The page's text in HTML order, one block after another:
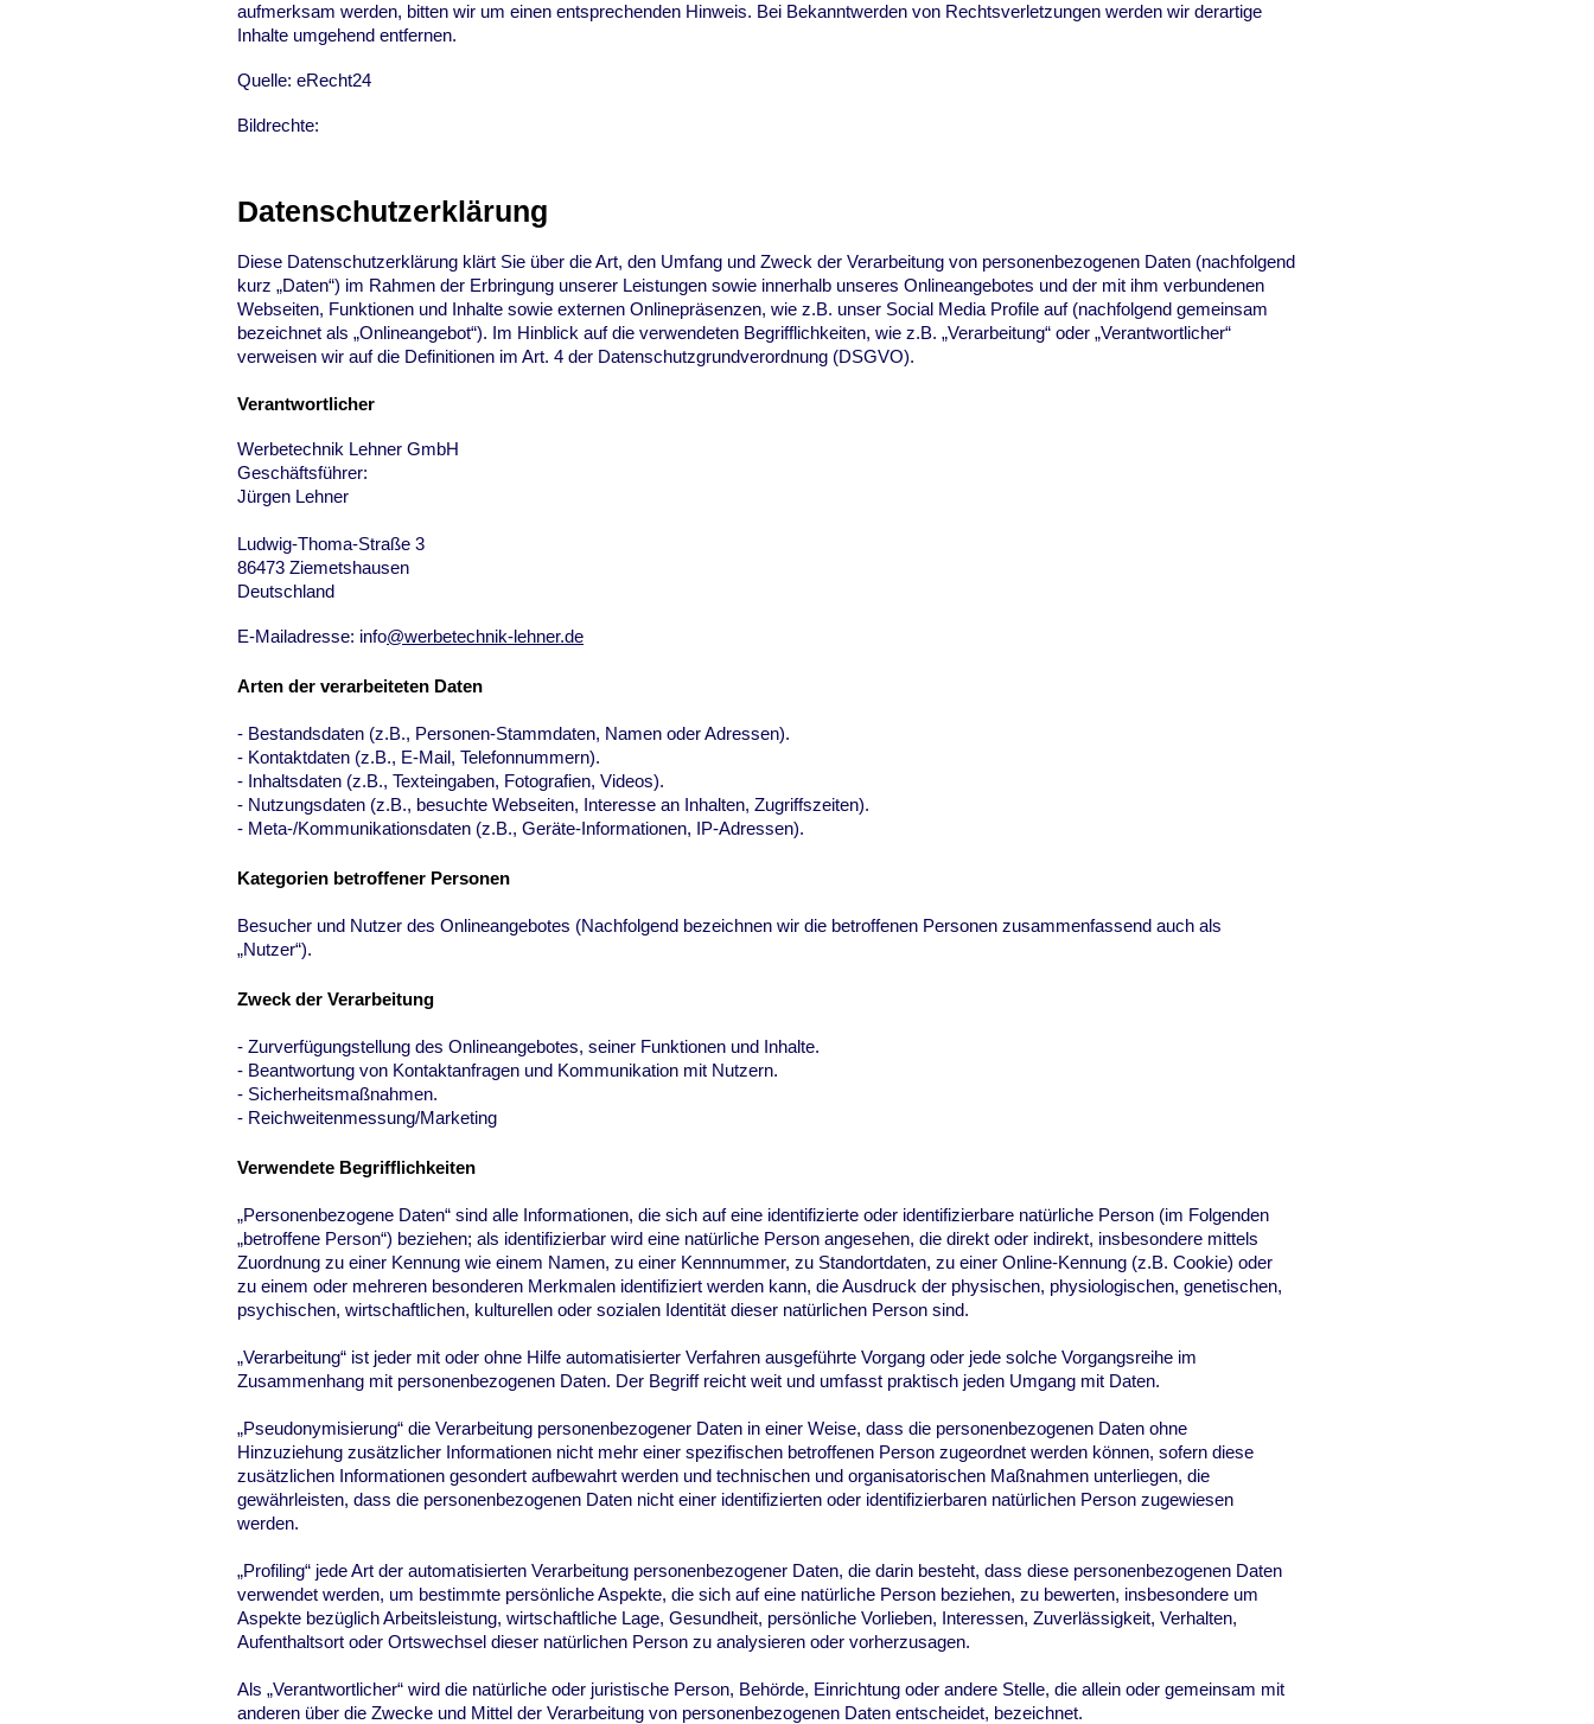
aufmerksam werden, bitten wir um einen entsprechenden Hinweis. Bei Bekanntwerden von Rechtsverletzungen werden wir derartige
Inhalte umgehend entfernen.
Quelle: eRecht24
Bildrechte:
Datenschutzerklärung
Diese Datenschutzerklärung klärt Sie über die Art, den Umfang und Zweck der Verarbeitung von personenbezogenen Daten (nachfolgend
kurz „Daten“) im Rahmen der Erbringung unserer Leistungen sowie innerhalb unseres Onlineangebotes und der mit ihm verbundenen
Webseiten, Funktionen und Inhalte sowie externen Onlinepräsenzen, wie z.B. unser Social Media Profile auf (nachfolgend gemeinsam
bezeichnet als „Onlineangebot“). Im Hinblick auf die verwendeten Begrifflichkeiten, wie z.B. „Verarbeitung“ oder „Verantwortlicher“
verweisen wir auf die Definitionen im Art. 4 der Datenschutzgrundverordnung (DSGVO).
Verantwortlicher
Werbetechnik Lehner GmbH
Geschäftsführer:
Jürgen Lehner
Ludwig-Thoma-Straße 3
86473 Ziemetshausen
Deutschland
E-Mailadresse: info@werbetechnik-lehner.de
Arten der verarbeiteten Daten
- Bestandsdaten (z.B., Personen-Stammdaten, Namen oder Adressen).
- Kontaktdaten (z.B., E-Mail, Telefonnummern).
- Inhaltsdaten (z.B., Texteingaben, Fotografien, Videos).
- Nutzungsdaten (z.B., besuchte Webseiten, Interesse an Inhalten, Zugriffszeiten).
- Meta-/Kommunikationsdaten (z.B., Geräte-Informationen, IP-Adressen).
Kategorien betroffener Personen
Besucher und Nutzer des Onlineangebotes (Nachfolgend bezeichnen wir die betroffenen Personen zusammenfassend auch als
„Nutzer“).
Zweck der Verarbeitung
- Zurverfügungstellung des Onlineangebotes, seiner Funktionen und Inhalte.
- Beantwortung von Kontaktanfragen und Kommunikation mit Nutzern.
- Sicherheitsmaßnahmen.
- Reichweitenmessung/Marketing
Verwendete Begrifflichkeiten
„Personenbezogene Daten“ sind alle Informationen, die sich auf eine identifizierte oder identifizierbare natürliche Person (im Folgenden
„betroffene Person“) beziehen; als identifizierbar wird eine natürliche Person angesehen, die direkt oder indirekt, insbesondere mittels
Zuordnung zu einer Kennung wie einem Namen, zu einer Kennnummer, zu Standortdaten, zu einer Online-Kennung (z.B. Cookie) oder
zu einem oder mehreren besonderen Merkmalen identifiziert werden kann, die Ausdruck der physischen, physiologischen, genetischen,
psychischen, wirtschaftlichen, kulturellen oder sozialen Identität dieser natürlichen Person sind.
„Verarbeitung“ ist jeder mit oder ohne Hilfe automatisierter Verfahren ausgeführte Vorgang oder jede solche Vorgangsreihe im
Zusammenhang mit personenbezogenen Daten. Der Begriff reicht weit und umfasst praktisch jeden Umgang mit Daten.
„Pseudonymisierung“ die Verarbeitung personenbezogener Daten in einer Weise, dass die personenbezogenen Daten ohne
Hinzuziehung zusätzlicher Informationen nicht mehr einer spezifischen betroffenen Person zugeordnet werden können, sofern diese
zusätzlichen Informationen gesondert aufbewahrt werden und technischen und organisatorischen Maßnahmen unterliegen, die
gewährleisten, dass die personenbezogenen Daten nicht einer identifizierten oder identifizierbaren natürlichen Person zugewiesen
werden.
„Profiling“ jede Art der automatisierten Verarbeitung personenbezogener Daten, die darin besteht, dass diese personenbezogenen Daten
verwendet werden, um bestimmte persönliche Aspekte, die sich auf eine natürliche Person beziehen, zu bewerten, insbesondere um
Aspekte bezüglich Arbeitsleistung, wirtschaftliche Lage, Gesundheit, persönliche Vorlieben, Interessen, Zuverlässigkeit, Verhalten,
Aufenthaltsort oder Ortswechsel dieser natürlichen Person zu analysieren oder vorherzusagen.
Als „Verantwortlicher“ wird die natürliche oder juristische Person, Behörde, Einrichtung oder andere Stelle, die allein oder gemeinsam mit
anderen über die Zwecke und Mittel der Verarbeitung von personenbezogenen Daten entscheidet, bezeichnet.